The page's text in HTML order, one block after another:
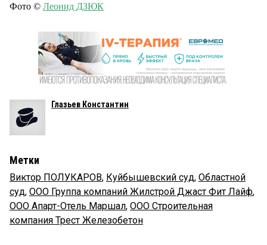
Фото © Леонид ДЗЮК
Глазьев Константин
Метки
Виктор ПОЛУКАРОВ, Куйбышевский суд, Областной
суд, ООО Группа компаний Жилстрой Джаст Фит Лайф,
ООО Апарт-Отель Маршал, ООО Строительная
компания Трест Железобетон